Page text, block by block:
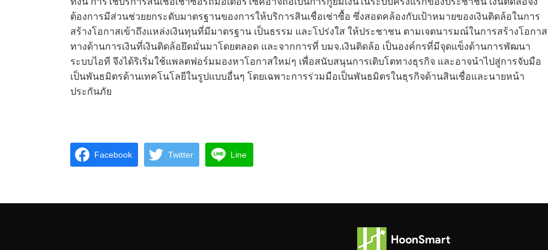
ต้องการมีส่วนช่วยยกระดับมาตรฐานของการให้บริการสินเชื่อเช่าซื้อ ซึ่งสอดคล้องกับเป้าหมายของเงินติดล้อในการ
สร้างโอกาสเข้าถึงแหล่งเงินทุนที่มีมาตรฐาน เป็นธรรม และโปร่งใส ให้ประชาชน ตามเจตนารมณ์ในการสร้างโอกาส
ทางด้านการเงินที่เงินติดล้อยึดมั่นมาโดยตลอด และจากการที่ บมจ.เงินติดล้อ เป็นองค์กรที่มีจุดแข็งด้านการพัฒนา
ระบบไอที จึงได้ริเริ่มใช้แพลตฟอร์มมองหาโอกาสใหม่ๆ เพื่อสนับสนุนการเติบโตทางธุรกิจ และอาจนำไปสู่การจับมือ
เป็นพันธมิตรด้านเทคโนโลยีในรูปแบบอื่นๆ โดยเฉพาะการร่วมมือเป็นพันธมิตรในธุรกิจด้านสินเชื่อและนายหน้า
ประกันภัย
Facebook Twitter Line